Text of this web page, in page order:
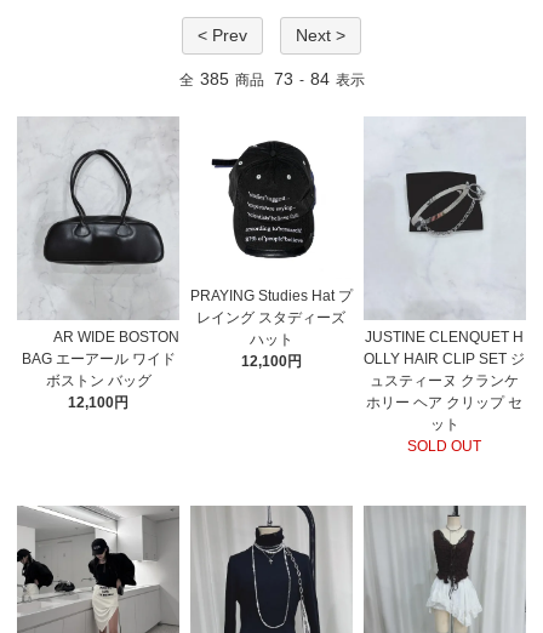
< Prev Next >
全 385 商品 73 - 84 表示
AR WIDE BOSTON
BAG エーアール ワイド
ボストン バッグ
12,100円
PRAYING Studies Hat プ
レイング スタディーズ
ハット
12,100円
JUSTINE CLENQUET H
OLLY HAIR CLIP SET ジ
ュスティーヌ クランケ
ホリー ヘア クリップ セ
ット
SOLD OUT